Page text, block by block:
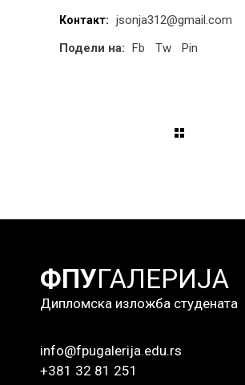
Контакт:
jsonja312@gmail.com
Подели на: Fb Tw Pin
ФПУГАЛЕРИЈА
Дипломска изложба студената
info@fpugalerija.edu.rs
+381 32 81 251